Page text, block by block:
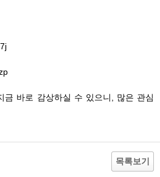
금 바로 감상하실 수 있으니, 많은 관심
목록보기